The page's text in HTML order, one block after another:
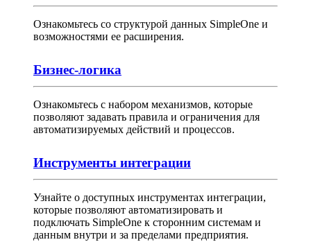
Ознакомьтесь со структурой данных SimpleOne и
возможностями ее расширения.
Бизнес-логика
Ознакомьтесь с набором механизмов, которые
позволяют задавать правила и ограничения для
автоматизируемых действий и процессов.
Инструменты интеграции
Узнайте о доступных инструментах интеграции,
которые позволяют автоматизировать и
подключать SimpleOne к сторонним системам и
данным внутри и за пределами предприятия.